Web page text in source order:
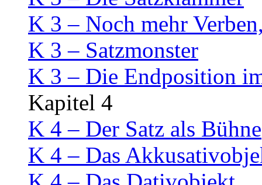
K 3 – Noch mehr
K 3 – Satzmonster
K 3 – Die Endposition
Kapitel 4
K 4 – Der Satz als Bühne
K 4 – Das